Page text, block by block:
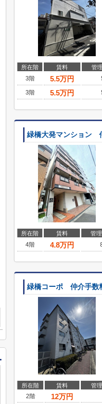
所在階 賃料 管
3階
5.5万円
3階
5.5万円
緑橋大発マンション
所在階 賃料 管
4階
4.8万円
緑橋コーポ 仲介手数
所在階 賃料 管
2階
12万円